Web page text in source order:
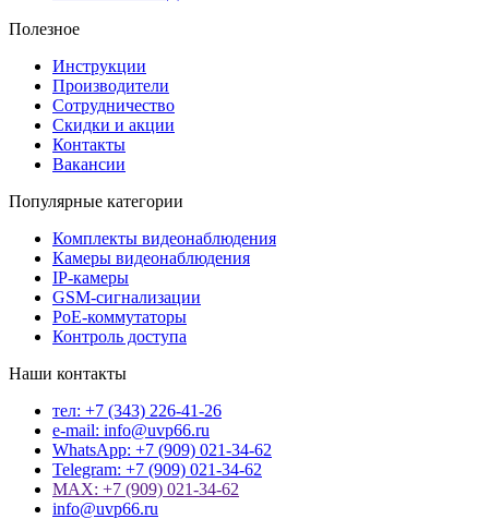
Полезное
Инструкции
Производители
Сотрудничество
Скидки и акции
Контакты
Вакансии
Популярные категории
Комплекты видеонаблюдения
Камеры видеонаблюдения
IP-камеры
GSM-сигнализации
PoE-коммутаторы
Контроль доступа
Наши контакты
тел: +7 (343) 226-41-26
e-mail: info@uvp66.ru
WhatsApp: +7 (909) 021-34-62
Telegram: +7 (909) 021-34-62
MAX: +7 (909) 021-34-62
info@uvp66.ru